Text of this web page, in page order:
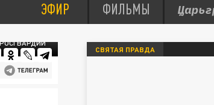
ЭФИР ФИЛЬМЫ
СВЯТАЯ ПРАВДА